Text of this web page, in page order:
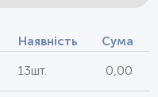
Наявність Сума
13шт. 0,00